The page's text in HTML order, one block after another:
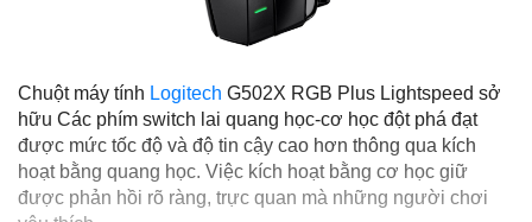
Chuột máy tính Logitech G502X RGB Plus Lightspeed sở
hữu Các phím switch lai quang học-cơ học đột phá đạt
được mức tốc độ và độ tin cậy cao hơn thông qua kích
hoạt bằng quang học. Việc kích hoạt bằng cơ học giữ
được phản hồi rõ ràng, trực quan mà những người chơi